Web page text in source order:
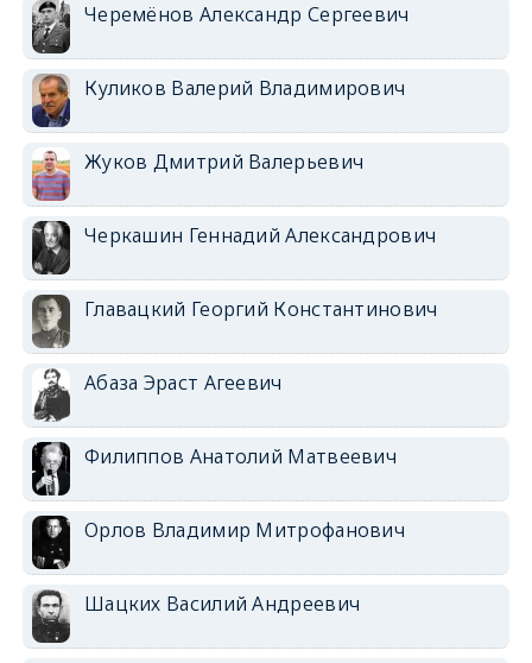
Черемёнов Александр Сергеевич
Куликов Валерий Владимирович
Жуков Дмитрий Валерьевич
Черкашин Геннадий Александрович
Главацкий Георгий Константинович
Абаза Эраст Агеевич
Филиппов Анатолий Матвеевич
Орлов Владимир Митрофанович
Шацких Василий Андреевич